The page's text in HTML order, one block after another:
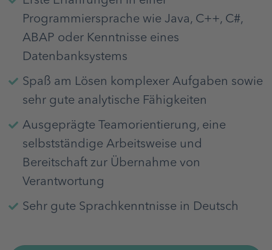
Programmiersprache wie Java, C++, C#,
ABAP oder Kenntnisse eines
Datenbanksystems
Spaß am Lösen komplexer Aufgaben sowie
sehr gute analytische Fähigkeiten
Ausgeprägte Teamorientierung, eine
selbstständige Arbeitsweise und
Bereitschaft zur Übernahme von
Verantwortung
Sehr gute Sprachkenntnisse in Deutsch